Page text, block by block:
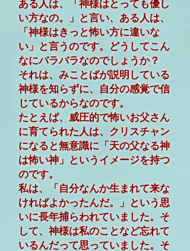
ある人は、「神様はとっても優し
い方なの。」と言い、ある人は、
「神様はきっと怖い方に違いな
い」と言うのです。どうしてこん
なにバラバラなのでしょうか？
それは、みことばが説明している
神様を知らずに、自分の感覚で信
じているからなのです。
たとえば、威圧的で怖いお父さん
に育てられた人は、クリスチャン
になると無意識に「天の父なる神
は怖い神」というイメージを持つ
のです。
私は、「自分なんか生まれて来な
ければよかったんだ。」という思
いに長年捕らわれていました。そ
して、神様は私のことなど忘れて
いるんだって思っていました。そ